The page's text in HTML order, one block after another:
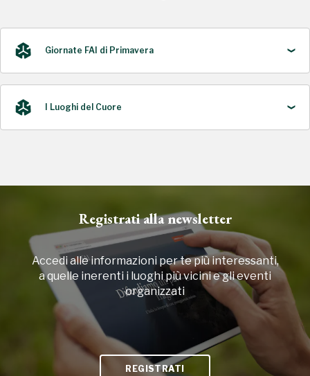
Giornate FAI di Primavera
I Luoghi del Cuore
Registrati alla newsletter
Accedi alle informazioni per te più interessanti,
a quelle inerenti i luoghi più vicini e gli eventi
organizzati
REGISTRATI